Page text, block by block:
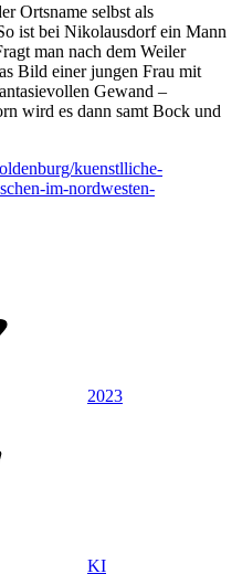
Ortsname selbst als
ist bei Nikolausdorf ein Mann
man nach dem Weiler
Bild einer jungen Frau mit
Gewand –
wird es dann samt Bock und
kuenstlliche-
im-nordwesten-
2023
KI